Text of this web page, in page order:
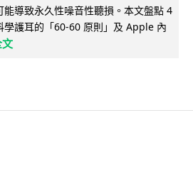
導致永久性噪音性聽損。本文盤點 4
學護耳的「60-60 原則」及 Apple 內